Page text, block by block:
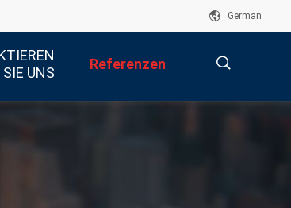
German
SIE UNS
Referenzen